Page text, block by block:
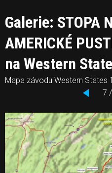
Galerie: STOPA
AMERICKÉ
na Western
Mapa závodu Western States
7